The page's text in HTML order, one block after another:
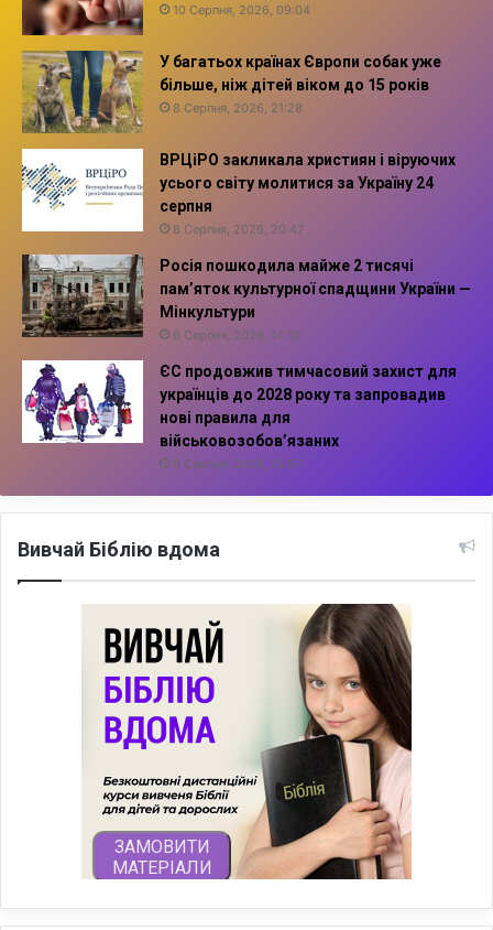
10 Серпня, 2026, 09:04
У багатьох країнах Європи собак уже
більше, ніж дітей віком до 15 років
8 Серпня, 2026, 21:28
ВРЦіРО закликала християн і віруючих
усього світу молитися за Україну 24
серпня
8 Серпня, 2026, 20:47
Росія пошкодила майже 2 тисячі
пам’яток культурної спадщини України —
Мінкультури
6 Серпня, 2026, 14:10
ЄС продовжив тимчасовий захист для
українців до 2028 року та запровадив
нові правила для
військовозобов’язаних
6 Серпня, 2026, 13:57
Вивчай Біблію вдома